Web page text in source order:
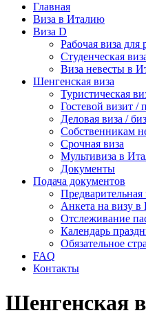
Главная
Виза в Италию
Виза D
Рабочая виза
Студенческая
Виза невесты в
Шенгенская виза
Туристическая
Гостевой визит /
Деловая виза /
Собственникам
Срочная виза
Мультивиза в
Документы
Подача документов
Предварительная
Анкета на визу
Отслеживание
Календарь
Обязательное
FAQ
Контакты
Шенгенская